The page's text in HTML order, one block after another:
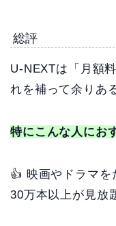
総評
U-NEXTは「月額
れを補って余りあ
特にこんな人にお
👍 映画やドラマ
30万本以上が見放